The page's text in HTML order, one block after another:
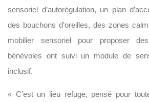
sensoriel d’autorégulation, un plan
des bouchons d’oreilles, des zones
mobilier sensoriel pour proposer
bénévoles ont suivi un module de
inclusif.
« C’est un lieu refuge, pensé pour